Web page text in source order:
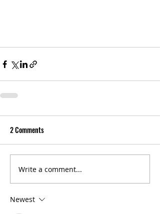
2 Comments
Write a comment...
Newest